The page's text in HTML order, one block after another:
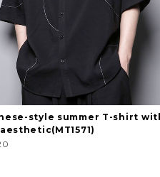
style summer T-shirt